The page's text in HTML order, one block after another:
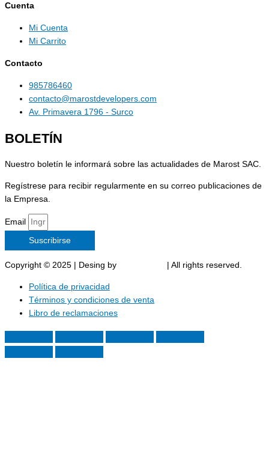
Cuenta
Mi Cuenta
Mi Carrito
Contacto
985786460
contacto@marostdevelopers.com
Av. Primavera 1796 - Surco
BOLETÍN
Nuestro boletín le informará sobre las actualidades de Marost SAC.
Regístrese para recibir regularmente en su correo publicaciones de
la Empresa.
Email
Suscribirse
Copyright © 2025 | Desing by | All rights reserved.
Política de privacidad
Términos y condiciones de venta
Libro de reclamaciones